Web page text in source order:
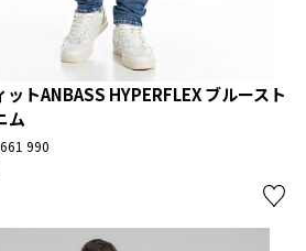
ットANBASS HYPERFLEX ブルースト
ム
990